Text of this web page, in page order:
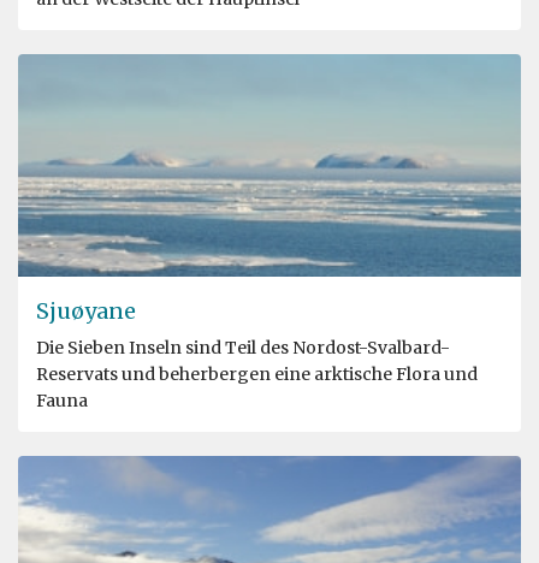
Sjuøyane
Die Sieben Inseln sind Teil des Nordost-Svalbard-
Reservats und beherbergen eine arktische Flora und
Fauna